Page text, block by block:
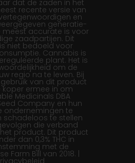
dat de zaden in het
recente versie van
en
generatie-
meest accurate is voor
zaadpartijen. Dit
niet bedoeld voor
Cannabis is
plant. Het is
om de
regio na te leven. Bij
van dit product
ermee in om
Medicinals DBA
Company en hun
ondernemingen te
schadeloos te stellen
die verband
product. Dit product
dan 0,3% THC in
met de
Farm Bill van 2018. |